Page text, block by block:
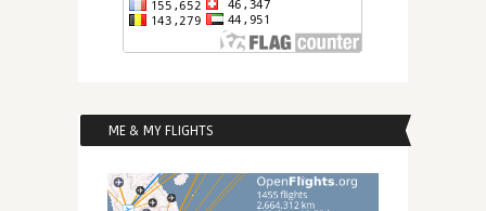
ME & MY FLIGHTS